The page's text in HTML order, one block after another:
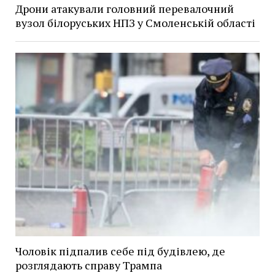
Дрони атакували головний перевалочний
вузол білоруських НПЗ у Смоленській області
Чоловік підпалив себе під будівлею, де
розглядають справу Трампа